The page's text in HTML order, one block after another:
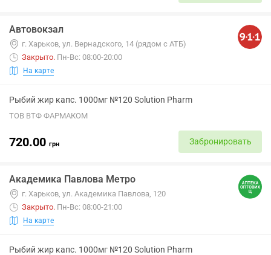
Автовокзал
г. Харьков, ул. Вернадского, 14 (рядом с АТБ)
Закрыто. Пн-Вс: 08:00-20:00
На карте
Рыбий жир капс. 1000мг №120 Solution Pharm
ТОВ ВТФ ФАРМАКОМ
720.00 грн Забронировать
Академика Павлова Метро
г. Харьков, ул. Академика Павлова, 120
Закрыто. Пн-Вс: 08:00-21:00
На карте
Рыбий жир капс. 1000мг №120 Solution Pharm